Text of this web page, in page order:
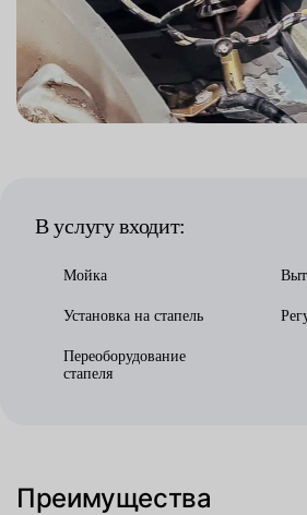
В услугу входит:
Мойка
Установка на стапель
Переоборудование
стапеля
Преимущества